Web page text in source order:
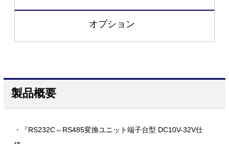
オプション
製品概要
・『RS232C⇔RS485変換ユニット端子台型 DC10V-32V仕